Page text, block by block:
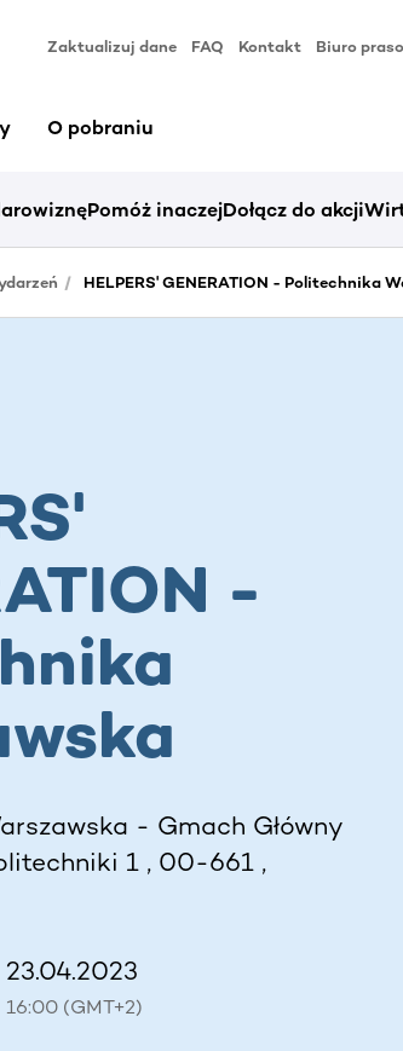
Zaktualizuj dane FAQ Kontakt Biuro
O pobraniu
Pomóż inaczejDołącz do akcji
HELPERS' GENERATION - Politechnika
-
- Gmach Główny
1 , 00-661 ,
23.04.2023
16:00 (GMT+2)